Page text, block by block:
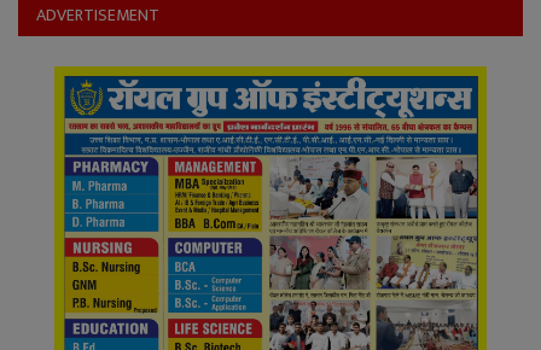
ADVERTISEMENT